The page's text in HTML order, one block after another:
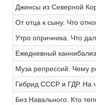
Джинсы из Северной
От отца к сыну. Что
Утро опричника. Что
Ежедневный
Муза репрессий. Чему
Гибрид СССР и ГДР. На
Без Навального. Кто